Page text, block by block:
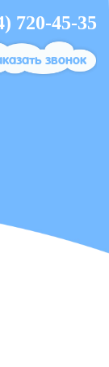
720-45-35
звонок